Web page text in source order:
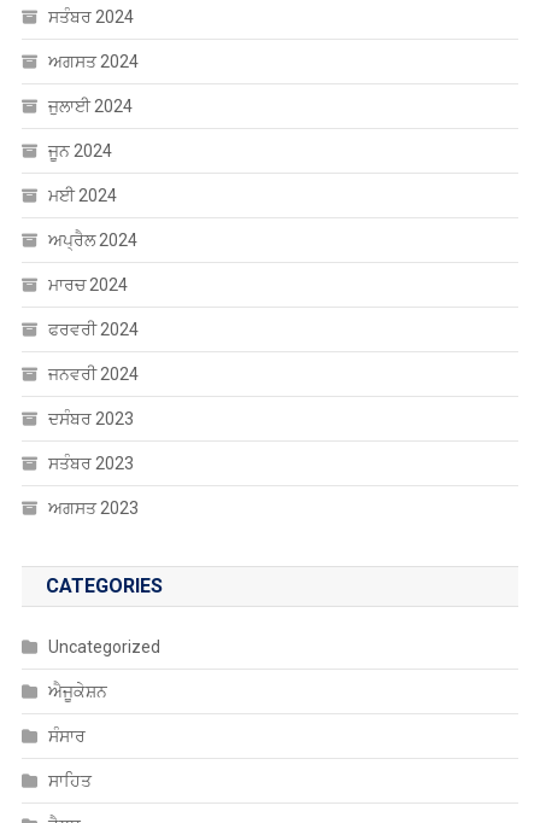
ਜੁਲਾਈ 2024
ਜੂਨ 2024
ਮਈ 2024
ਅਪ੍ਰੈਲ 2024
ਮਾਰਚ 2024
ਫਰਵਰੀ 2024
ਜਨਵਰੀ 2024
ਦਸੰਬਰ 2023
ਸਤੰਬਰ 2023
ਅਗਸਤ 2023
CATEGORIES
ਐਜੂਕੇਸ਼ਨ
ਸੰਸਾਰ
ਸਾਹਿਤ
ਹੈਲਥ
ਖੰਘ ਦੀ ਦਵਾਈ